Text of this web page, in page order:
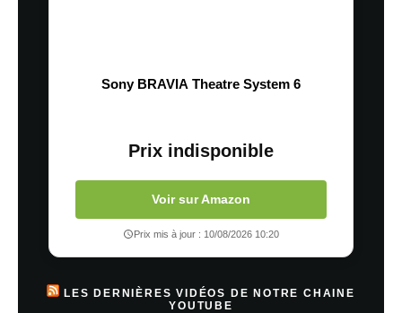
Sony BRAVIA Theatre System 6
Prix indisponible
Voir sur Amazon
Prix mis à jour : 10/08/2026 10:20
LES DERNIÈRES VIDÉOS DE NOTRE CHAINE
YOUTUBE